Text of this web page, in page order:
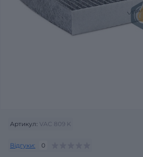
Артикул: VAC 809 K
Відгуки: 0